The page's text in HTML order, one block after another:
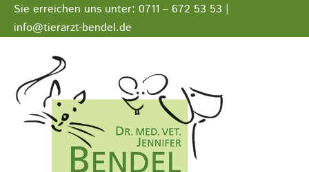
Zum
Inhalt
Sie erreichen uns unter: 0711 – 672 53 53 |
info@tierarzt-bendel.de
Stellenangebote
Impressum
Datenschutz